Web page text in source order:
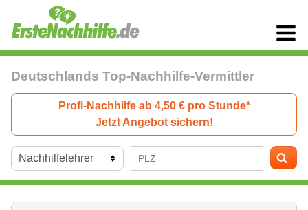
Deutschlands Top-Nachhilfe-Vermittler
Profi-Nachhilfe ab 4,50 € pro Stunde*
Jetzt Angebot sichern!